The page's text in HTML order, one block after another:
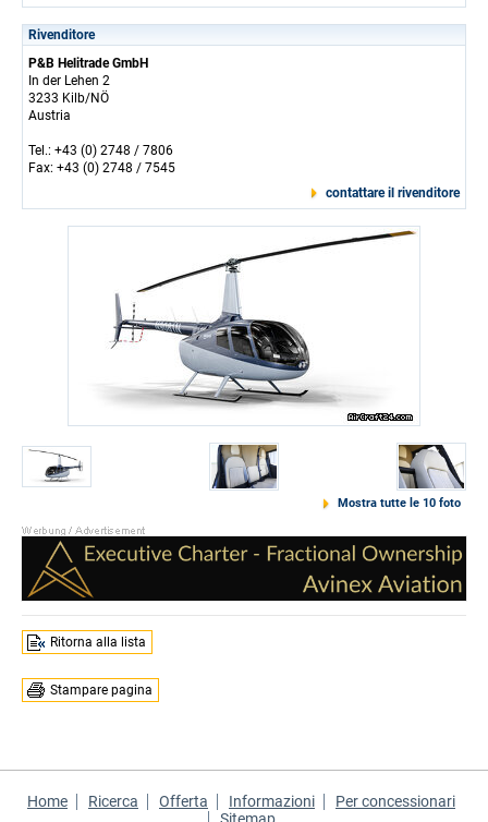
Rivenditore
P&B Helitrade GmbH
In der Lehen 2
3233 Kilb/NÖ
Austria
Tel.: +43 (0) 2748 / 7806
Fax: +43 (0) 2748 / 7545
contattare il rivenditore
Mostra tutte le 10 foto
Ritorna alla lista
Stampare pagina
Home Ricerca Offerta Informazioni
Per concessionari